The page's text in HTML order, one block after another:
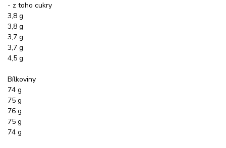
- z toho cukry
3,8 g
3,8 g
3,7 g
3,7 g
4,5 g
Bílkoviny
74 g
75 g
76 g
75 g
74 g